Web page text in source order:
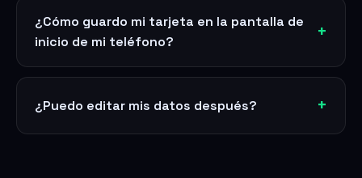
¿Cómo guardo mi tarjeta en la pantalla de
inicio de mi teléfono?
¿Puedo editar mis datos después?